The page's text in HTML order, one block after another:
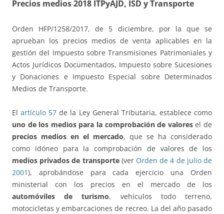
Precios medios 2018 ITPyAJD, ISD y Transporte
Orden HFP/1258/2017, de 5 diciembre, por la que se
aprueban los precios medios de venta aplicables en la
gestión del Impuesto sobre Transmisiones Patrimoniales y
Actos Jurídicos Documentados, Impuesto sobre Sucesiones
y Donaciones e Impuesto Especial sobre Determinados
Medios de Transporte.
Elartículo 57 de la Ley General Tributaria, establece como
uno de los medios para la comprobación de valoresel de
precios medios en el mercado, que se ha considerado
como idóneo para la comprobación de valores de los
medios privados de transporte (verOrden de 4 de julio de
2001), aprobándose para cada ejercicio una Orden
ministerial con los precios en el mercado de los
automóviles de turismo, vehículos todo terreno,
motocicletas y embarcaciones de recreo. La del año pasado